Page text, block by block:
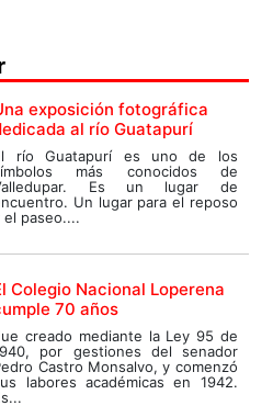
exposición fotográfica
al río Guatapurí
río Guatapurí es uno de los
más conocidos de
Es un lugar de
Un lugar para el reposo
el paseo....
Colegio Nacional Loperena
70 años
creado mediante la Ley 95 de
por gestiones del senador
Castro Monsalvo, y comenzó
labores académicas en 1942.